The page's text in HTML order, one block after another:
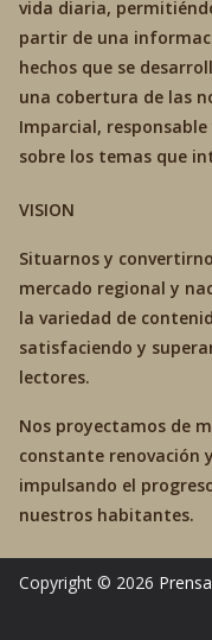
vida diaria,
partir de una
hechos que se
una cobertura de las
Imparcial,
sobre los temas que
VISION
Situarnos y
mercado regional y
la variedad de
satisfaciendo y
lectores.
Nos proyectamos de
constante renovación
impulsando el
nuestros habitantes.
Copyright © 2026